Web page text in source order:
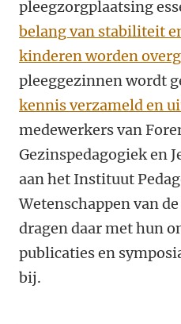
pleegzorgplaatsing
belang van stabiliteit
kinderen worden
pleeggezinnen wordt
kennis verzameld en
medewerkers van
Gezinspedagogiek en
aan het Instituut
Wetenschappen van
dragen daar met hun
publicaties en
bij.